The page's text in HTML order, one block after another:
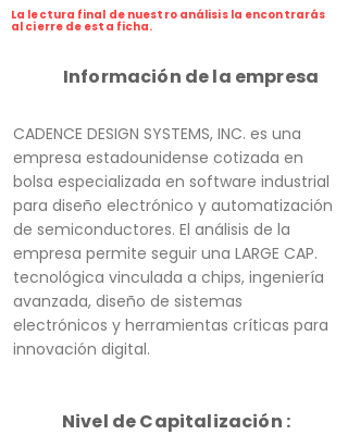
La lectura final de nuestro análisis la encontrarás
al cierre de esta ficha.
Información de la empresa
CADENCE DESIGN SYSTEMS, INC. es una
empresa estadounidense cotizada en
bolsa especializada en software industrial
para diseño electrónico y automatización
de semiconductores. El análisis de la
empresa permite seguir una LARGE CAP.
tecnológica vinculada a chips, ingeniería
avanzada, diseño de sistemas
electrónicos y herramientas críticas para
innovación digital.
Nivel de Capitalización :